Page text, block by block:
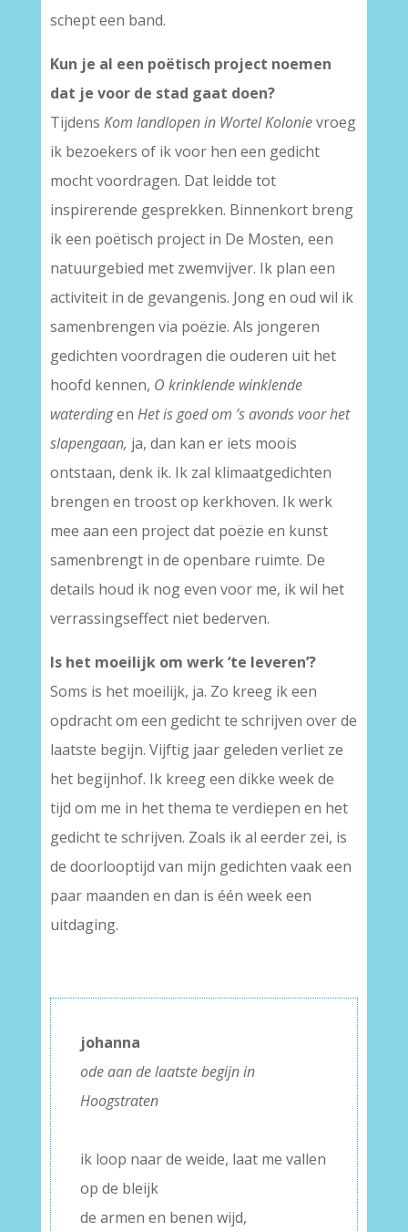
schept een band.
Kun je al een poëtisch project noemen
dat je voor de stad gaat doen?
Tijdens Kom landlopen in Wortel Kolonievroeg
ik bezoekers of ik voor hen een gedicht
mocht voordragen. Dat leidde tot
inspirerende gesprekken. Binnenkort breng
ik een poëtisch project in De Mosten, een
natuurgebied met zwemvijver. Ik plan een
activiteit in de gevangenis. Jong en oud wil ik
samenbrengen via poëzie. Als jongeren
gedichten voordragen die ouderen uit het
hoofd kennen, O krinklende winklende
waterdingen Het is goed om ’s avonds voor het
slapengaan, ja, dan kan er iets moois
ontstaan, denk ik. Ik zal klimaatgedichten
brengen en troost op kerkhoven. Ik werk
mee aan een project dat poëzie en kunst
samenbrengt in de openbare ruimte. De
details houd ik nog even voor me, ik wil het
verrassingseffect niet bederven.
Is het moeilijk om werk ‘te leveren’?
Soms is het moeilijk, ja. Zo kreeg ik een
opdracht om een gedicht te schrijven over de
laatste begijn. Vijftig jaar geleden verliet ze
het begijnhof. Ik kreeg een dikke week de
tijd om me in het thema te verdiepen en het
gedicht te schrijven. Zoals ik al eerder zei, is
de doorlooptijd van mijn gedichten vaak een
paar maanden en dan is één week een
uitdaging.
johanna
ode aan de laatste begijn in
Hoogstraten
ik loop naar de weide, laat me vallen
op de bleijk
de armen en benen wijd,